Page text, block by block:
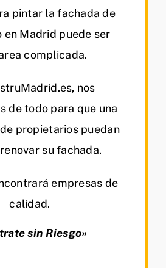
pintar la fachada de
en Madrid puede ser
complicada.
nos
de todo para que una
propietarios puedan
su fachada.
empresas de
calidad.
sin Riesgo»